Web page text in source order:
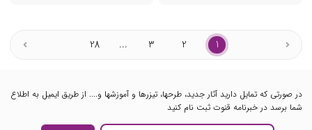
1
2
3
...
28
در صورتی که تمایل دارید آثار جدید، طرحها، تیزرها و آموزشها و.... از طریق ایمیل به اطلاع
شما برسد در خبرنامه قنوت ثبت نام کنید